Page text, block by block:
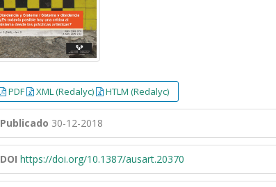
PDF XML (Redalyc) HTLM (Redalyc)
Publicado 30-12-2018
DOI https://doi.org/10.1387/ausart.20370